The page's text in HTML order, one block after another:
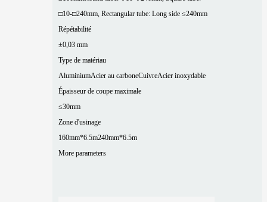
□10-□240mm, Rectangular tube: Long side ≤240mm
Répétabilité
±0,03 mm
Type de matériau
AluminiumAcier au carboneCuivreAcier inoxydable
Épaisseur de coupe maximale
≤30mm
Zone d'usinage
160mm*6.5m240mm*6.5m
More parameters